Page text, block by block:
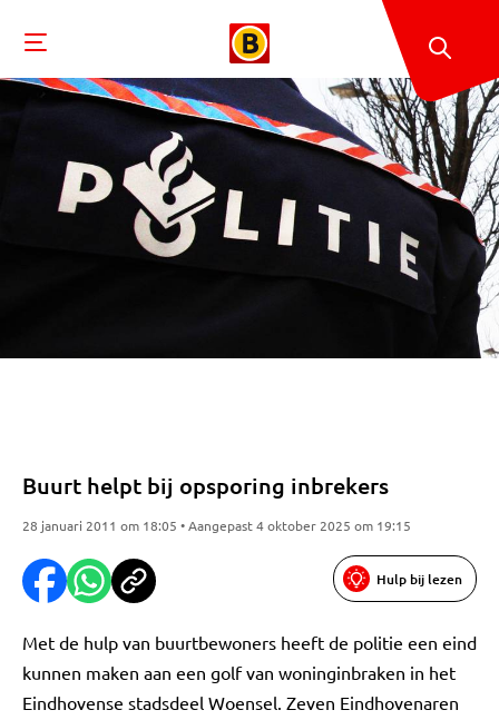
Buurt helpt bij opsporing inbrekers
28 januari 2011 om 18:05 • Aangepast 4 oktober 2025 om 19:15
Hulp bij lezen
Met de hulp van buurtbewoners heeft de politie een eind
kunnen maken aan een golf van woninginbraken in het
Eindhovense stadsdeel Woensel. Zeven Eindhovenaren